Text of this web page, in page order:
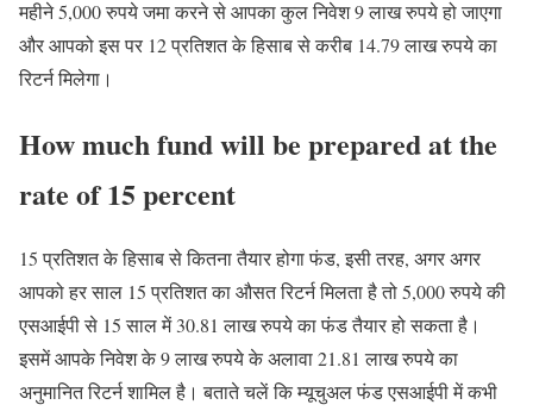
महीने 5,000 रुपये जमा करने से आपका कुल निवेश 9 लाख रुपये हो जाएगा
और आपको इस पर 12 प्रतिशत के हिसाब से करीब 14.79 लाख रुपये का
रिटर्न मिलेगा।
How much fund will be prepared at the
rate of 15 percent
15 प्रतिशत के हिसाब से कितना तैयार होगा फंड, इसी तरह, अगर अगर
आपको हर साल 15 प्रतिशत का औसत रिटर्न मिलता है तो 5,000 रुपये की
एसआईपी से 15 साल में 30.81 लाख रुपये का फंड तैयार हो सकता है।
इसमें आपके निवेश के 9 लाख रुपये के अलावा 21.81 लाख रुपये का
अनुमानित रिटर्न शामिल है। बताते चलें कि म्यूचुअल फंड एसआईपी में कभी